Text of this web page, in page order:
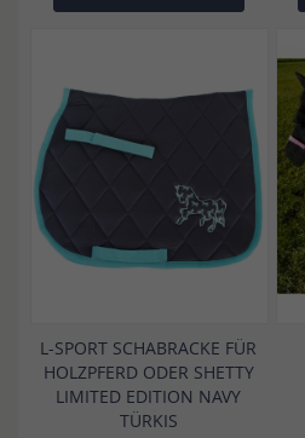
L-SPORT SCHABRACKE FÜR
HOLZPFERD ODER SHETTY
LIMITED EDITION NAVY
TÜRKIS